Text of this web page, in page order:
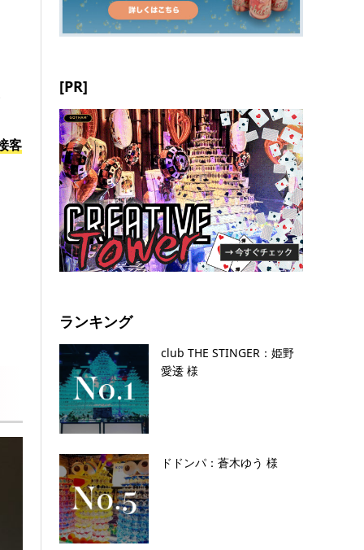
客
[PR]
ランキング
club THE STINGER：姫野
愛逶 様
ドドンパ：蒼木ゆう 様